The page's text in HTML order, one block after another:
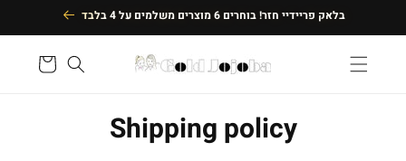
בלאק פריידיי חזר! בוחרים 6 מוצרים משלמים על 4 בלבד
סל
קניות
Shipping policy